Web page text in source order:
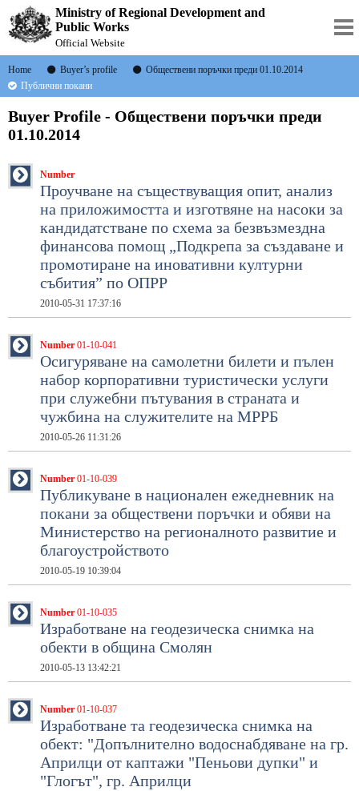
Ministry of Regional Development and
Public Works
Official Website
Home Buyer’s profile
Обществени поръчки преди 01.10.2014
Публични покани
Buyer Profile - Обществени поръчки преди
01.10.2014
Number
Проучване на съществуващия опит, анализ
на приложимостта и изготвяне на насоки за
кандидатстване по схема за безвъзмездна
финансова помощ „Подкрепа за създаване и
промотиране на иновативни културни
събития” по ОПРР
2010-05-31 17:37:16
Number 01-10-041
Осигуряване на самолетни билети и пълен
набор корпоративни туристически услуги
при служебни пътувания в страната и
чужбина на служителите на МРРБ
2010-05-26 11:31:26
Number 01-10-039
Публикуване в национален ежедневник на
покани за обществени поръчки и обяви на
Министерство на регионалното развитие и
благоустройството
2010-05-19 10:39:04
Number 01-10-035
Изработване на геодезическа снимка на
обекти в община Смолян
2010-05-13 13:42:21
Number 01-10-037
Изработване та геодезическа снимка на
обект: "Допълнително водоснабдяване на гр.
Априлци от каптажи "Пеньови дупки" и
"Глогът", гр. Априлци